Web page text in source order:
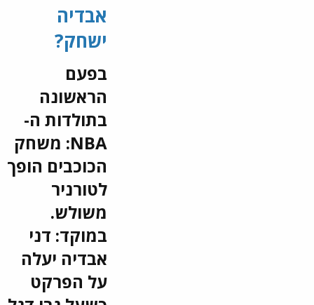
הנוצץ
שייערך
ביום ראשון
יציג את
מיטב כוכבי
העל
שיכולה
להציע
הליגה
הטובה
בעולם -
כולל
הפורוורד
אבדיה
ישחק?
בפעם
הראשונה
בתולדות ה-
NBA: משחק
הכוכבים הופך
לטורניר
משולש.
במוקד: דני
אבדיה יעלה
על הפרקט